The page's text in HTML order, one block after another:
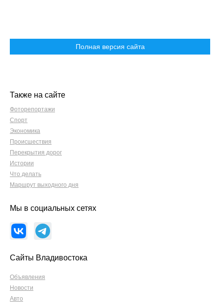
Полная версия сайта
Также на сайте
Фоторепортажи
Спорт
Экономика
Происшествия
Перекрытия дорог
Истории
Что делать
Маршрут выходного дня
Мы в социальных сетях
Сайты Владивостока
Объявления
Новости
Авто